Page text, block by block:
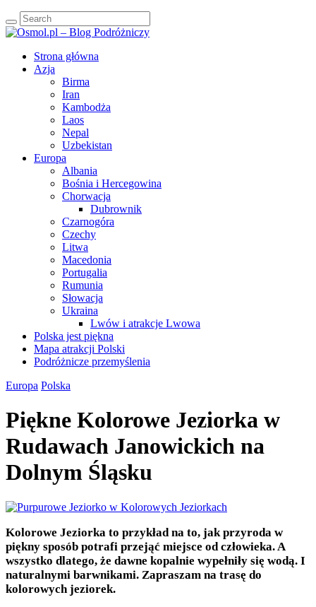
Strona główna
Azja
Birma
Iran
Kambodża
Laos
Nepal
Uzbekistan
Europa
Albania
Bośnia i Hercegowina
Chorwacja
Dubrownik
Czarnogóra
Czechy
Litwa
Macedonia
Portugalia
Rumunia
Słowacja
Ukraina
Lwów i atrakcje Lwowa
Polska jest piękna
Mapa atrakcji Polski
Podróżnicze przemyślenia
Europa Polska
Piękne Kolorowe Jeziorka w
Rudawach Janowickich na
Dolnym Śląsku
Kolorowe Jeziorka to przykład na to, jak przyroda w
piękny sposób potrafi przejąć miejsce od człowieka. A
wszystko dlatego, że dawne kopalnie wypełniły się wodą. I
naturalnymi barwnikami. Zapraszam na trasę do
kolorowych jeziorek.